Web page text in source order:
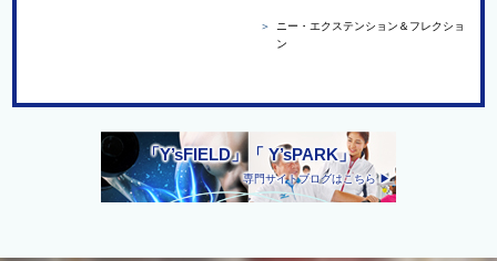
＞
ニー・エクステンション＆フレクショ
ン
「Y’sFIELD」「 Y’sPARK」
専門サイトブログはこちら ▶